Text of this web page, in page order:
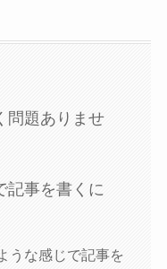
問題ありませ
記事を書くに
うな感じで記事を